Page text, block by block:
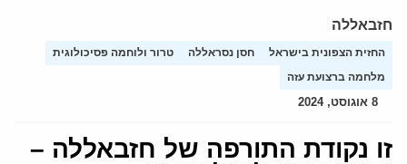
חזבאללה
החזית הצפונית בישראל חסן נסראללה
טרור ולוחמה פסיכולוגית
מלחמה ברצועת עזה
8 אוגוסט, 2024
זו נקודת התורפה של חזבאללה –